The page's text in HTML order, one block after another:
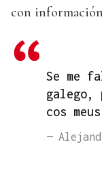
con información
Se me
galego,
cos
—